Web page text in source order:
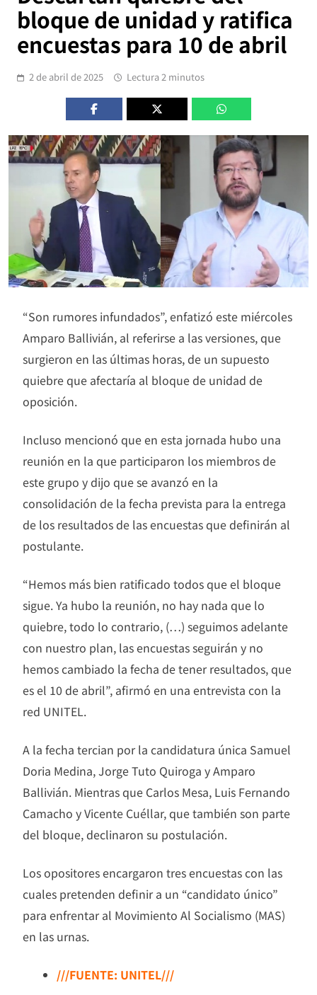
bloque de unidad y ratifica
encuestas para 10 de abril
2 de abril de 2025 Lectura 2 minutos
“Son rumores infundados”, enfatizó este miércoles
Amparo Ballivián, al referirse a las versiones, que
surgieron en las últimas horas, de un supuesto
quiebre que afectaría al bloque de unidad de
oposición.
Incluso mencionó que en esta jornada hubo una
reunión en la que participaron los miembros de
este grupo y dijo que se avanzó en la
consolidación de la fecha prevista para la entrega
de los resultados de las encuestas que definirán al
postulante.
“Hemos más bien ratificado todos que el bloque
sigue. Ya hubo la reunión, no hay nada que lo
quiebre, todo lo contrario, (…) seguimos adelante
con nuestro plan, las encuestas seguirán y no
hemos cambiado la fecha de tener resultados, que
es el 10 de abril”, afirmó en una entrevista con la
red UNITEL.
A la fecha tercian por la candidatura única Samuel
Doria Medina, Jorge Tuto Quiroga y Amparo
Ballivián. Mientras que Carlos Mesa, Luis Fernando
Camacho y Vicente Cuéllar, que también son parte
del bloque, declinaron su postulación.
Los opositores encargaron tres encuestas con las
cuales pretenden definir a un “candidato único”
para enfrentar al Movimiento Al Socialismo (MAS)
en las urnas.
///FUENTE: UNITEL///